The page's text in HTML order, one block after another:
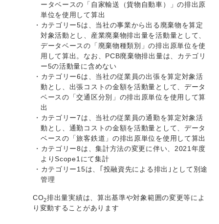
ータベースの「自家輸送（貨物自動車）」の排出原
単位を使用して算出
・カテゴリー5は、当社の事業から出る廃棄物を算定
対象活動とし、産業廃棄物排出量を活動量として、
データベースの「廃棄物種類別」の排出原単位を使
用して算出。なお、PCB廃棄物排出量は、カテゴリ
ー5の活動量に含めない
・カテゴリー6は、当社の従業員の出張を算定対象活
動とし、出張コストの金額を活動量として、データ
ベースの「交通区分別」の排出原単位を使用して算
出
・カテゴリー7は、当社の従業員の通勤を算定対象活
動とし、通勤コストの金額を活動量として、データ
ベースの「旅客鉄道」の排出原単位を使用して算出
・カテゴリー8は、集計方法の変更に伴い、2021年度
よりScope1にて集計
・カテゴリー15は、｢投融資先による排出｣として別途
管理
CO2排出量実績は、算出基準や対象範囲の変更等によ
り変動することがあります